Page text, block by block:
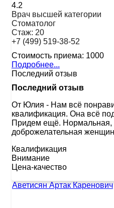
4.2
Врач высшей категории
Стоматолог
Стаж: 20
+7 (499) 519-38-52
Стоимость приема: 1000
Подробнее...
Последний отзыв
Последний отзыв
От Юлия - Нам всё
квалификация. Она всё
Придем ещё. Нормальная,
доброжелательная
Квалификация
Внимание
Цена-качество
Аветисян Артак Каренович